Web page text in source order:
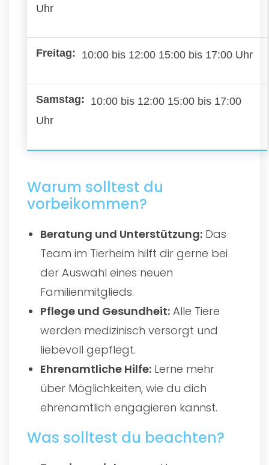
Uhr
10:00 bis 12:00 15:00 bis 17:00 Uhr
10:00 bis 12:00 15:00 bis 17:00
Uhr
Warum solltest du
vorbeikommen?
Beratung und Unterstützung: Das
Team im Tierheim hilft dir gerne bei
der Auswahl eines neuen
Familienmitglieds.
Pflege und Gesundheit: Alle Tiere
werden medizinisch versorgt und
liebevoll gepflegt.
Ehrenamtliche Hilfe: Lerne mehr
über Möglichkeiten, wie du dich
ehrenamtlich engagieren kannst.
Was solltest du beachten?